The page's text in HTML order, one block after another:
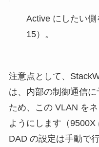
Active にしたい
15）。
注意点として、
は、内部の制御通信
ため、この VLAN を
ようにします（
DAD の設定は手動で